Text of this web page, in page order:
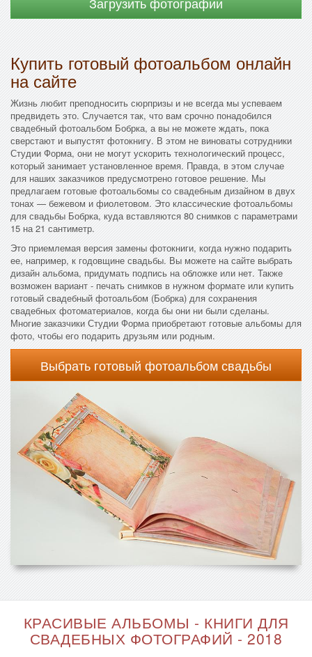
Купить готовый фотоальбом онлайн
на сайте
Жизнь любит преподносить сюрпризы и не всегда мы успеваем
предвидеть это. Случается так, что вам срочно понадобился
свадебный фотоальбом Бобрка, а вы не можете ждать, пока
сверстают и выпустят фотокнигу. В этом не виноваты сотрудники
Студии Форма, они не могут ускорить технологический процесс,
который занимает установленное время. Правда, в этом случае
для наших заказчиков предусмотрено готовое решение. Мы
предлагаем готовые фотоальбомы со свадебным дизайном в двух
тонах — бежевом и фиолетовом. Это классические фотоальбомы
для свадьбы Бобрка, куда вставляются 80 снимков с параметрами
15 на 21 сантиметр.
Это приемлемая версия замены фотокниги, когда нужно подарить
ее, например, к годовщине свадьбы. Вы можете на сайте выбрать
дизайн альбома, придумать подпись на обложке или нет. Также
возможен вариант - печать снимков в нужном формате или купить
готовый свадебный фотоальбом (Бобрка) для сохранения
свадебных фотоматериалов, когда бы они ни были сделаны.
Многие заказчики Студии Форма приобретают готовые альбомы для
фото, чтобы его подарить друзьям или родным.
Выбрать готовый фотоальбом свадьбы
КРАСИВЫЕ АЛЬБОМЫ - КНИГИ ДЛЯ
СВАДЕБНЫХ ФОТОГРАФИЙ - 2018